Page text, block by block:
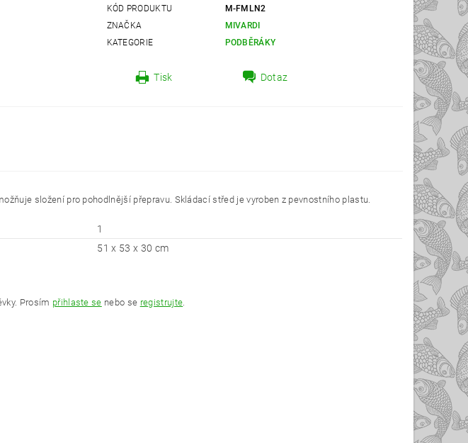
KÓD PRODUKTU
M-FMLN2
ZNAČKA
MIVARDI
KATEGORIE
PODBĚRÁKY
Tisk Dotaz
složení pro pohodlnější přepravu. Skládací střed je vyroben z pevnostního plastu.
1
51 x 53 x 30 cm
Prosím přihlaste se nebo se registrujte.